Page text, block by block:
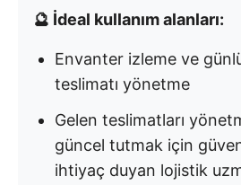
🔮 İdeal kullanım alanları:
Envanter izleme ve
teslimatı yönetme
Gelen teslimatları
güncel tutmak için
ihtiyaç duyan lojistik